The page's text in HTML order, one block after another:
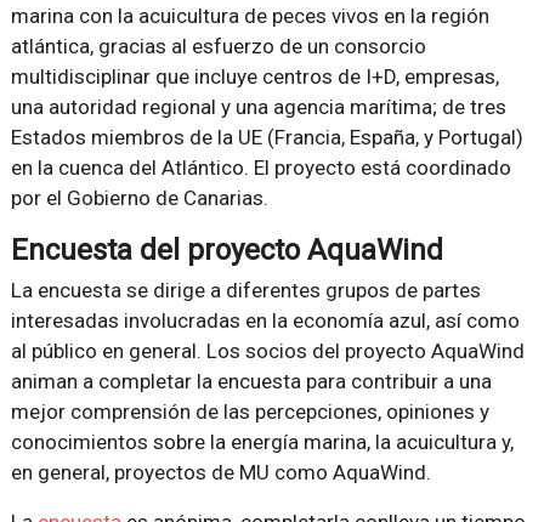
marina con la acuicultura de peces vivos en la región
atlántica, gracias al esfuerzo de un consorcio
multidisciplinar que incluye centros de I+D, empresas,
una autoridad regional y una agencia marítima; de tres
Estados miembros de la UE (Francia, España, y Portugal)
en la cuenca del Atlántico. El proyecto está coordinado
por el Gobierno de Canarias.
Encuesta del proyecto AquaWind
La encuesta se dirige a diferentes grupos de partes
interesadas involucradas en la economía azul, así como
al público en general. Los socios del proyecto AquaWind
animan a completar la encuesta para contribuir a una
mejor comprensión de las percepciones, opiniones y
conocimientos sobre la energía marina, la acuicultura y,
en general, proyectos de MU como AquaWind.